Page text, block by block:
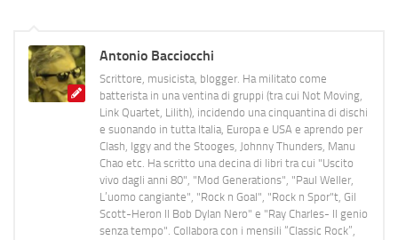
Antonio Bacciocchi
Scrittore, musicista, blogger. Ha militato come
batterista in una ventina di gruppi (tra cui Not Moving,
Link Quartet, Lilith), incidendo una cinquantina di dischi
e suonando in tutta Italia, Europa e USA e aprendo per
Clash, Iggy and the Stooges, Johnny Thunders, Manu
Chao etc. Ha scritto una decina di libri tra cui "Uscito
vivo dagli anni 80", "Mod Generations", "Paul Weller,
L’uomo cangiante", "Rock n Goal", "Rock n Spor"t, Gil
Scott-Heron Il Bob Dylan Nero" e "Ray Charles- Il genio
senza tempo". Collabora con i mensili “Classic Rock”,